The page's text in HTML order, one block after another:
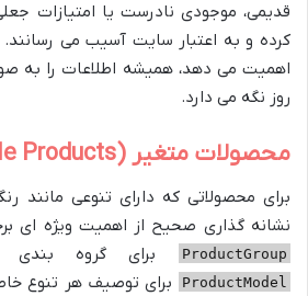
قدیمی، موجودی نادرست یا امتیازات
کرده و به اعتبار سایت آسیب می
اهمیت می دهد، همیشه اطلاعات را به
روز نگه می دارد.
محصولات متغیر (Variable Products)
برای محصولاتی که دارای تنوعی مانند
نشانه گذاری صحیح از اهمیت ویژه ای
ProductGroup برای گروه بندی
ProductModel
برای توصیف هر تنوع